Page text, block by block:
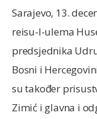
Sarajevo, 13.
reisu-l-ulema
predsjednika
Bosni i
su također
Zimić i glavna i